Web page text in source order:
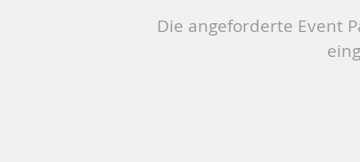
Die angeforderte Event